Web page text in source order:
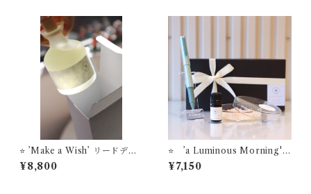
⭐️ ’Make a Wish’ リードディ
フューザー STYLE OF LAB
オリジナルフレグランス
¥8,800
⭐️ ’a Luminous Morning'
STYLE OF LABオリジナル
アロマソルトディフューザー
¥7,150